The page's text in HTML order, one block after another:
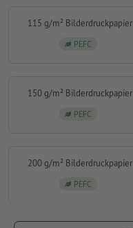
115 g/m² Bilderdruckpapier
PEFC
150 g/m² Bilderdruckpapier
PEFC
200 g/m² Bilderdruckpapier
PEFC